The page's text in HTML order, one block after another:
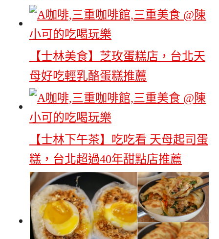
【士林美食】芝玫蛋糕店，台北天
母好吃輕乳酪蛋糕推薦
【士林下午茶】吃吃看 天母起司蛋
糕，台北超過40年甜點店推薦